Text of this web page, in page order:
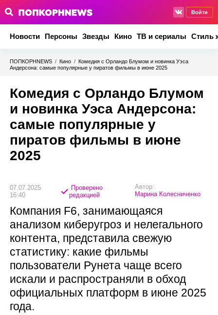
Войти
Новости Персоны Звезды Кино ТВ и сериалы Стиль
ПОПКОРНNEWS / Кино / Комедия с Орландо Блумом и новинка Уэса
Андерсона: самые популярные у пиратов фильмы в июне 2025
Комедия с Орландо Блумом
и новинка Уэса Андерсона:
самые популярные у
пиратов фильмы в июне
2025
07.07.2025
16:40
Проверено
редакцией
Автор:
Марина Колесниченко
Компания F6, занимающаяся
анализом киберугроз и нелегального
контента, представила свежую
статистику: какие фильмы
пользователи Рунета чаще всего
искали и распространяли в обход
официальных платформ в июне 2025
года.